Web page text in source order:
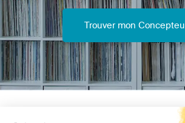
Trouver mon